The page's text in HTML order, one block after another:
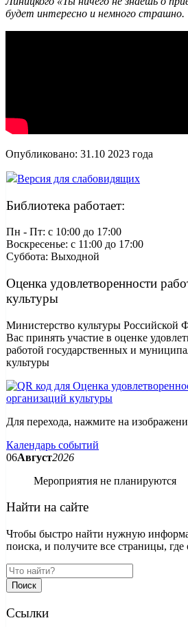
будет интересно и немного страшно.
Опубликовано: 31.10 2023 года
Версия для слабовидящих
Библиотека работает:
Пн - Пт: c 10:00 до 17:00
Воскресенье: c 11:00 до 17:00
Суббота: Выходной
Оценка удовлетворенности
культуры
Министерство культуры Российской
Вас принять участие в оценке
работой государственных и
культуры
Для перехода, нажмите на
Календарь событий
06Август2026
Мероприятия не планируются
Найти на сайте
Чтобы быстро найти нужную
поиска, и получите все страницы, где
Поиск
Ссылки